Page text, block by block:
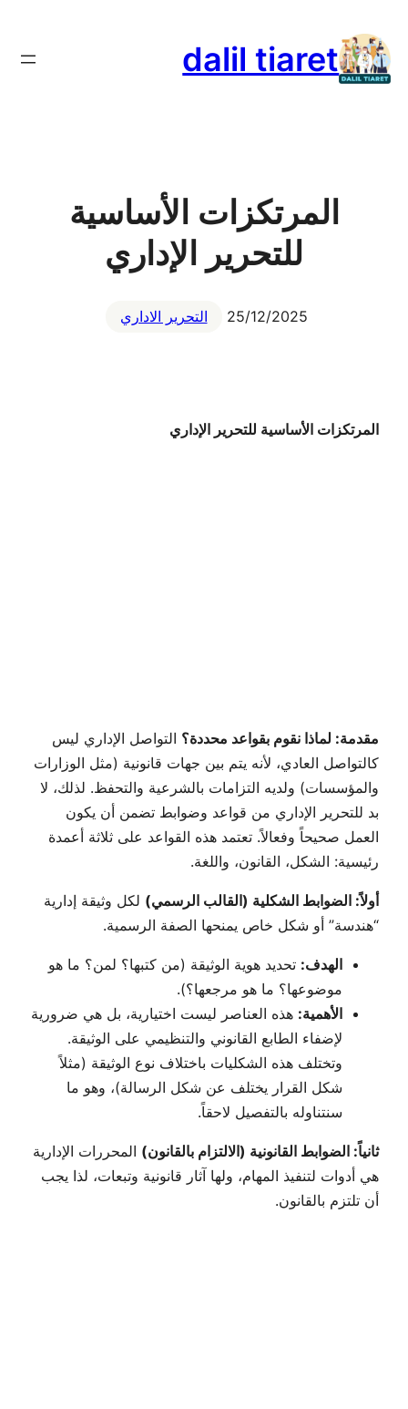
إلى
المحتوى
dalil tiaret
المرتكزات الأساسية
للتحرير الإداري
25/12/2025 التحرير الاداري
المرتكزات الأساسية للتحرير الإداري
مقدمة: لماذا نقوم بقواعد محددة؟ التواصل الإداري ليس
كالتواصل العادي، لأنه يتم بين جهات قانونية (مثل الوزارات
والمؤسسات) ولديه التزامات بالشرعية والتحفظ. لذلك، لا
بد للتحرير الإداري من قواعد وضوابط تضمن أن يكون
العمل صحيحاً وفعالاً. تعتمد هذه القواعد على ثلاثة أعمدة
رئيسية: الشكل، القانون، واللغة.
أولاً: الضوابط الشكلية (القالب الرسمي) لكل وثيقة إدارية
“هندسة” أو شكل خاص يمنحها الصفة الرسمية.
الهدف: تحديد هوية الوثيقة (من كتبها؟ لمن؟ ما هو
موضوعها؟ ما هو مرجعها؟).
الأهمية: هذه العناصر ليست اختيارية، بل هي ضرورية
لإضفاء الطابع القانوني والتنظيمي على الوثيقة.
وتختلف هذه الشكليات باختلاف نوع الوثيقة (مثلاً
شكل القرار يختلف عن شكل الرسالة)، وهو ما
سنتناوله بالتفصيل لاحقاً.
ثانياً: الضوابط القانونية (الالتزام بالقانون) المحررات الإدارية
هي أدوات لتنفيذ المهام، ولها آثار قانونية وتبعات، لذا يجب
أن تلتزم بالقانون.